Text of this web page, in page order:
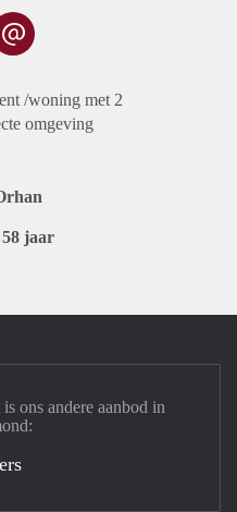
/woning met 2
omgeving
58 jaar
ons andere aanbod in